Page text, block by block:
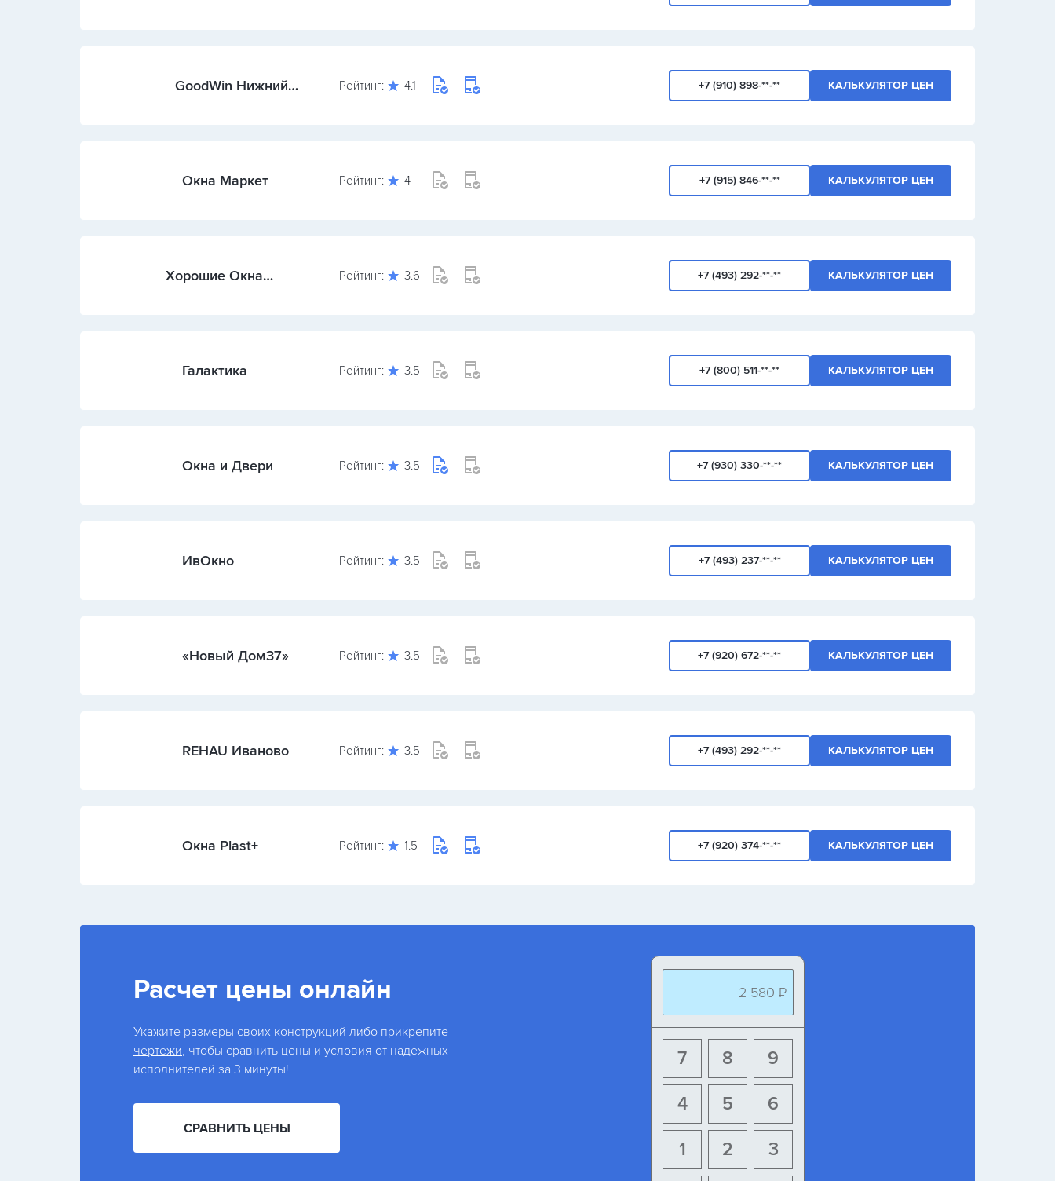
GoodWin Нижний
Рейтинг: 4.1 +7 (910) 898-**-** КАЛЬКУЛЯТОР ЦЕН
Окна Маркет Рейтинг: 4 +7 (915) 846-**-** КАЛЬКУЛЯТОР ЦЕН
Хорошие Окна
Рейтинг: 3.6 +7 (493) 292-**-** КАЛЬКУЛЯТОР ЦЕН
Галактика Рейтинг: 3.5 +7 (800) 511-**-** КАЛЬКУЛЯТОР ЦЕН
Окна и Двери Рейтинг: 3.5 +7 (930) 330-**-** КАЛЬКУЛЯТОР ЦЕН
ИвОкно Рейтинг: 3.5 +7 (493) 237-**-** КАЛЬКУЛЯТОР ЦЕН
«Новый Дом37» Рейтинг: 3.5 +7 (920) 672-**-** КАЛЬКУЛЯТОР ЦЕН
REHAU Иваново Рейтинг: 3.5 +7 (493) 292-**-** КАЛЬКУЛЯТОР ЦЕН
Окна Plast+ Рейтинг: 1.5 +7 (920) 374-**-** КАЛЬКУЛЯТОР ЦЕН
Расчет цены онлайн
Укажите размеры своих конструкций либо прикрепите
чертежи, чтобы сравнить цены и условия от надежных
исполнителей за 3 минуты!
СРАВНИТЬ ЦЕНЫ
2 580 ₽
9
8
7
6
5
4
3
2
1